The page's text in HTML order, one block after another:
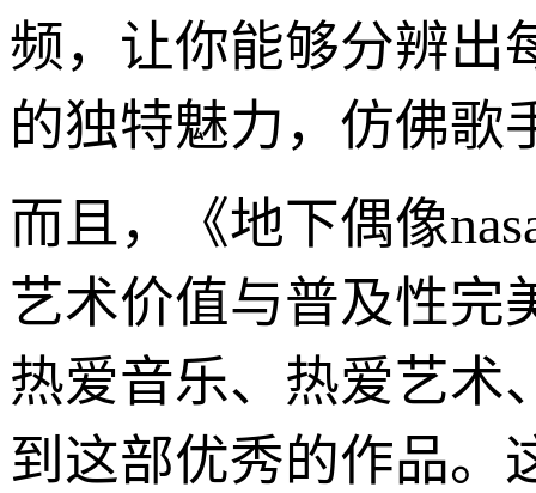
频，让你能够分辨出
的独特魅力，仿佛歌
而且，《地下偶像
艺术价值与普及性完
热爱音乐、热爱艺术
到这部优秀的作品。